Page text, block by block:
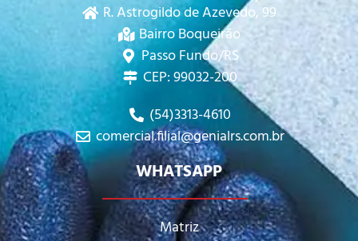
R. Astrogildo de Azevedo, 99
Bairro Boqueirão
Passo Fundo/RS
CEP: 99032-200
(54)3313-4610
comercial.filial@genialrs.com.br
WHATSAPP
Matriz